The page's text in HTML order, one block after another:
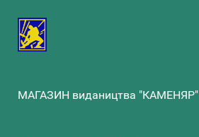
МАГАЗИН видаництва "КАМЕНЯР"